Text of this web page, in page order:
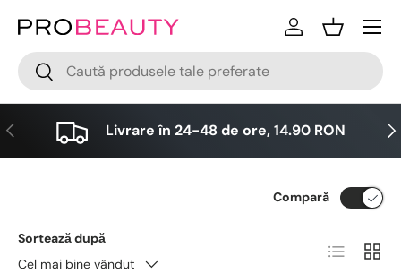
Sari la conținut
Cǎutare
Cǎutare
LogareCos
Meniu
Anterior Livrare în 24-48 de ore, 14.90 RON
Sorteazǎ dupǎ
Cel mai bine vândut
Compară
Lista Grid